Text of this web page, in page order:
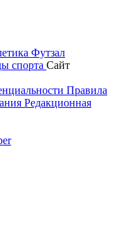
Футзал
спорта Сайт
Правила
Редакционная